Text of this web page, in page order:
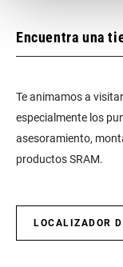
Encuentra una
Te animamos a
especialmente los
asesoramiento,
productos SRAM.
LOCALIZADOR